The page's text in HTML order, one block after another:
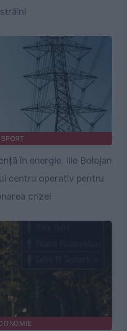
străini
SPORT
în energie. Ilie Bolojan
centru operativ pentru
crizei